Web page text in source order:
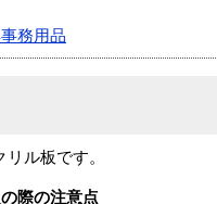
務用品
ル板です。
際の注意点